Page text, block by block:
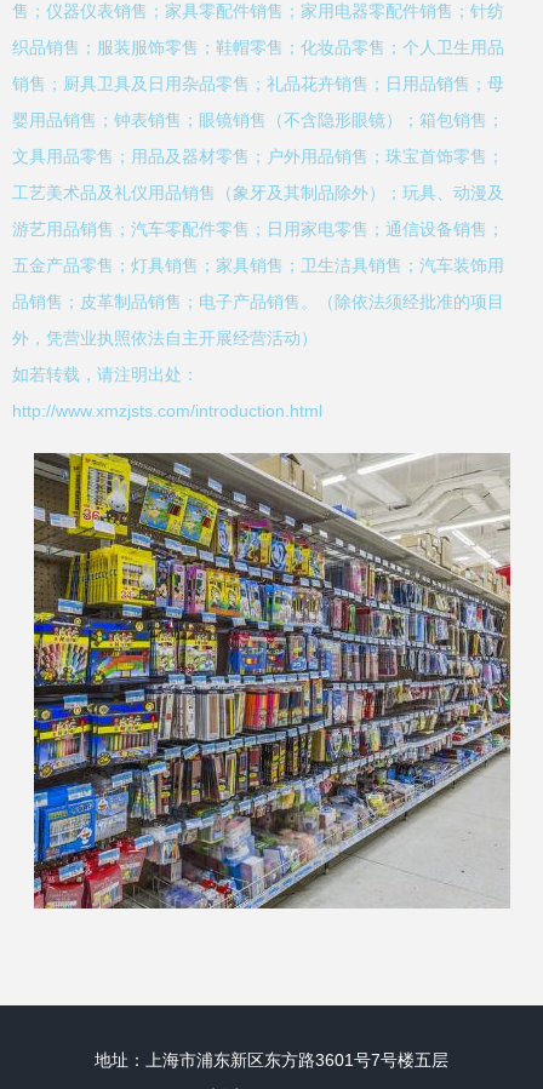
售；仪器仪表销售；家具零配件销售；家用电器零配件销售；针纺
织品销售；服装服饰零售；鞋帽零售；化妆品零售；个人卫生用品
销售；厨具卫具及日用杂品零售；礼品花卉销售；日用品销售；母
婴用品销售；钟表销售；眼镜销售（不含隐形眼镜）；箱包销售；
文具用品零售；用品及器材零售；户外用品销售；珠宝首饰零售；
工艺美术品及礼仪用品销售（象牙及其制品除外）；玩具、动漫及
游艺用品销售；汽车零配件零售；日用家电零售；通信设备销售；
五金产品零售；灯具销售；家具销售；卫生洁具销售；汽车装饰用
品销售；皮革制品销售；电子产品销售。（除依法须经批准的项目
外，凭营业执照依法自主开展经营活动）
如若转载，请注明出处：
http://www.xmzjsts.com/introduction.html
地址：上海市浦东新区东方路3601号7号楼五层